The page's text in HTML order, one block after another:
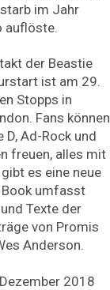
im Jahr
auflöste.
der Beastie
ist am 29.
Stopps in
Fans können
Ad-Rock und
freuen, alles mit
es eine neue
Book umfasst
Texte der
von Promis
Anderson.
2018